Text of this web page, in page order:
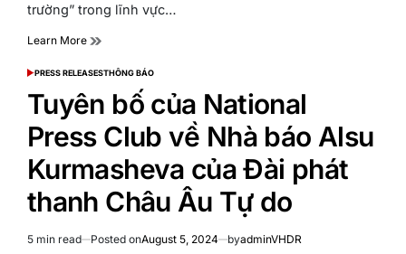
trường” trong lĩnh vực…
Learn More
POSTED
PRESS RELEASESTHÔNG BÁO
Tuyên bố của National
Press Club về Nhà báo Alsu
Kurmasheva của Đài phát
thanh Châu Âu Tự do
Estimated
5 min read Posted onAugust 5, 2024 byadminVHDR